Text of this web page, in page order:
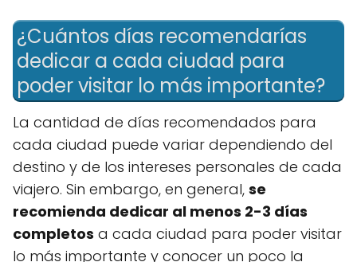
¿Cuántos días recomendarías
dedicar a cada ciudad para
poder visitar lo más importante?
La cantidad de días recomendados para
cada ciudad puede variar dependiendo del
destino y de los intereses personales de cada
viajero. Sin embargo, en general, se
recomienda dedicar al menos 2-3 días
completos a cada ciudad para poder visitar
lo más importante y conocer un poco la